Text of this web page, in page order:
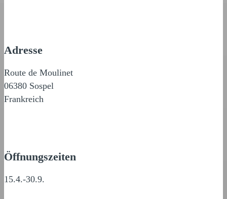
Adresse
Route de Moulinet
06380 Sospel
Frankreich
Öffnungszeiten
15.4.-30.9.